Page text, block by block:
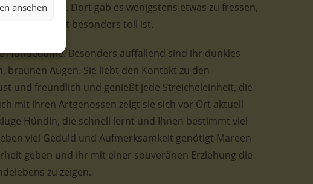
ansehenkamen. Dort gab es wenigstens etwas zu fressen,
Situation nicht besonders toll ist.
Hundedame. Besonders auffallend sind ihr dunkles
braunen Augen. Sie liebt den Kontakt zu den
und freundlich und genießt jede Streicheleinheit, die
mit ihren Artgenossen zeigt sie sich vor Ort aktuell
Hündin, die schnell lernt und Ihnen bestimmt viel
viel Geduld und Aufmerksamkeit genötigt Mareen
geben und ihr mit einer souveränen Erziehung die
zu zeigen.